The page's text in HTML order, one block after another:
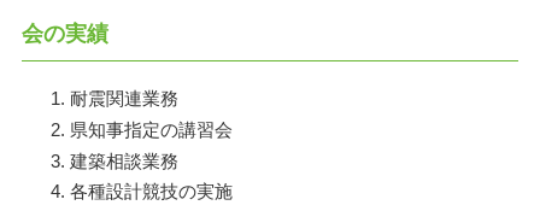
会の実績
耐震関連業務
県知事指定の講習会
建築相談業務
各種設計競技の実施